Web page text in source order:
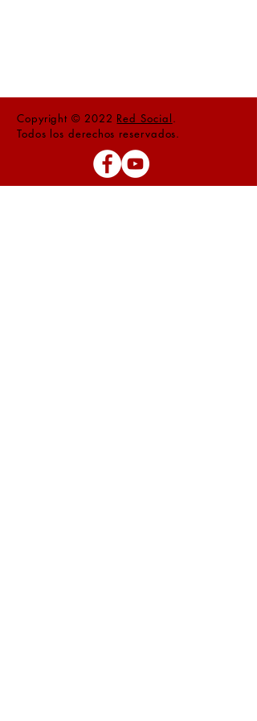
Copyright © 2022 Red Social.
Todos los derechos reservados.